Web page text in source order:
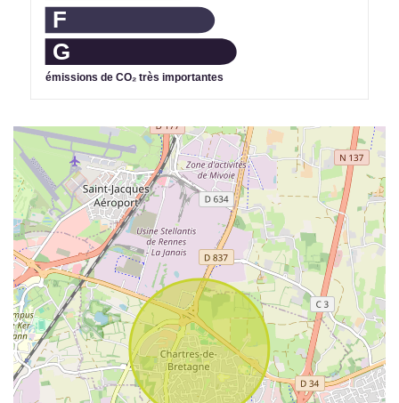
F
G
émissions de CO₂ très importantes